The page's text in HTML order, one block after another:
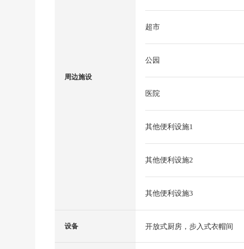
周边施设
超市
公园
医院
其他便利设施1
其他便利设施2
其他便利设施3
设备 开放式厨房，步入式衣帽间